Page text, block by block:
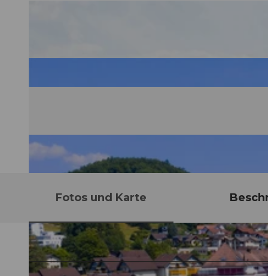
Fotos und Karte